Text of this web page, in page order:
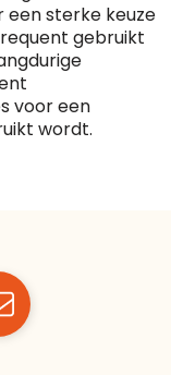
een sterke keuze
gebruikt
voor een
wordt.